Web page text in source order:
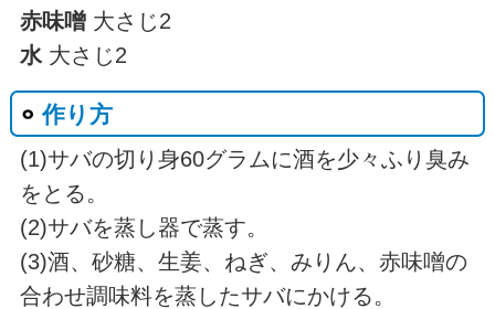
赤味噌大さじ2
水大さじ2
作り方
(1)サバの切り身60グラムに酒を少々ふり臭み
をとる。
(2)サバを蒸し器で蒸す。
(3)酒、砂糖、生姜、ねぎ、みりん、赤味噌の
合わせ調味料を蒸したサバにかける。